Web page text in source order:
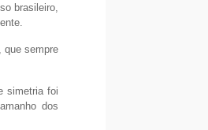
brasileiro,
que sempre
simetria foi
dos